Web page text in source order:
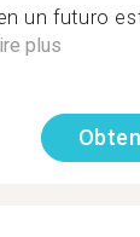
un futuro
plus